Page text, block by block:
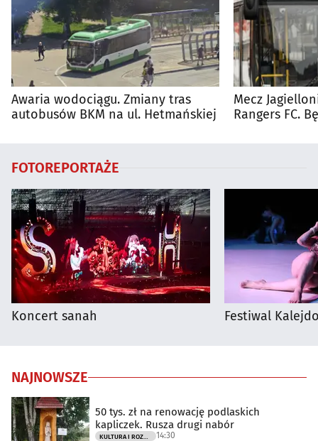
Awaria wodociągu. Zmiany tras
autobusów BKM na ul. Hetmańskiej
Mecz
Rangers FC.
FOTOREPORTAŻE
Koncert sanah Festiwal
NAJNOWSZE
50 tys. zł na renowację podlaskich
kapliczek. Rusza drugi nabór
14:30